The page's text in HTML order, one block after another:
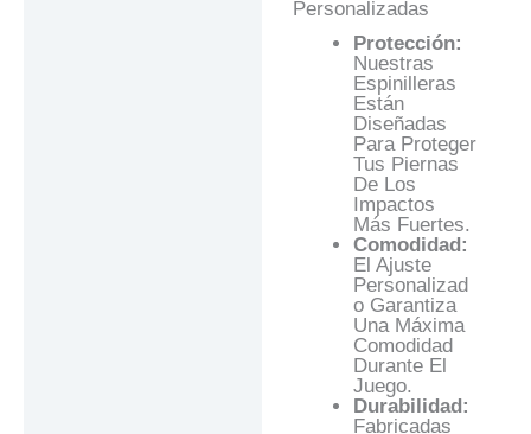
Personalizadas
Protección:
Nuestras
Espinilleras
Están
Diseñadas
Para Proteger
Tus Piernas
De Los
Impactos
Más Fuertes.
Comodidad:
El Ajuste
Personalizad
O Garantiza
Una Máxima
Comodidad
Durante El
Juego.
Durabilidad:
Fabricadas